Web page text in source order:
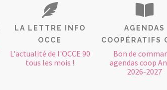
LA LETTRE INFO
OCCE
L'actualité de l'OCCE 90
tous les mois !
AGENDAS
COOPÉRATIFS
Bon de
agendas coop
2026-2027